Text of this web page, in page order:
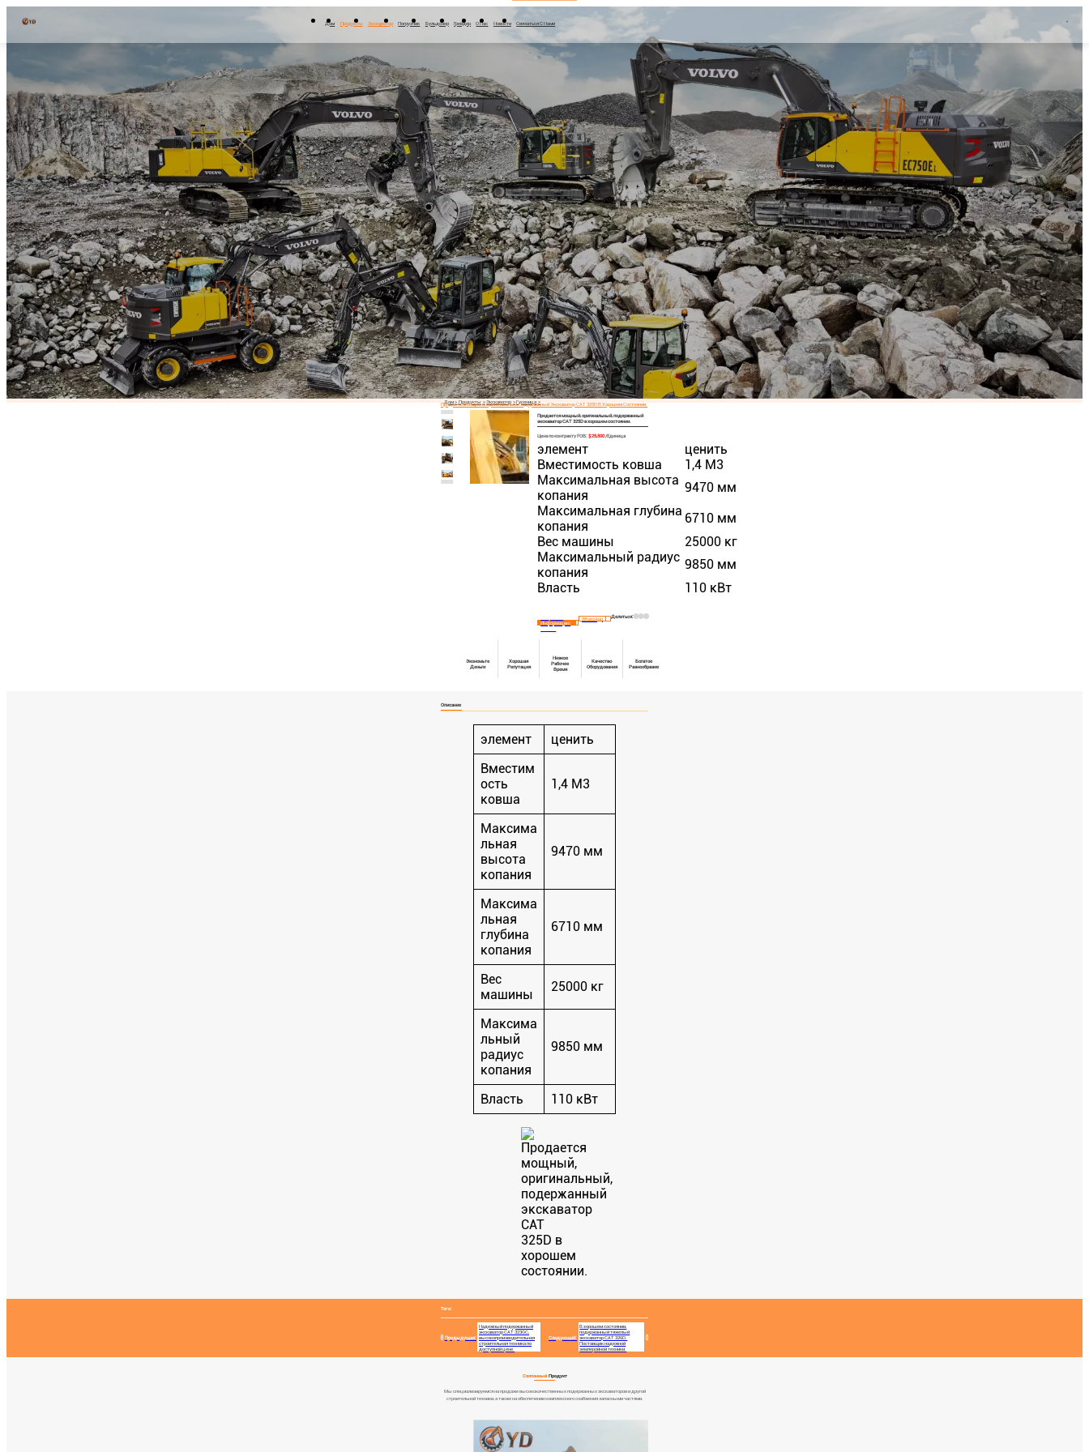
Дом Продукты Экскаватор Погрузчик Бульдозер Грейдер О Нас Новости Связаться С Нами
Дом Продукты Экскаватор Гусеница
Продается Мощный, Оригинальный, Подержанный Экскаватор CAT 325D В Хорошем Состоянии.
Продается мощный, оригинальный, подержанный
экскаватор CAT 325D в хорошем состоянии.
Цена по контракту FOB:$25,500/Единица
элемент
ценить
Вместимость ковша
1,4 М3
Максимальная высота
копания
9470 мм
Максимальная глубина
копания
6710 мм
Вес машины
25000 кг
Максимальный радиус
копания
9850 мм
Власть
110 кВт
Информацию
WhatsApp Делиться:
Экономьте
Деньги
Хорошая
Репутация
Низкое
Рабочее
Время
Качество
Оборудования
Богатое
Разнообразие
Описание
элемент
ценить
Вместим
ость
ковша
1,4 М3
Максима
льная
высота
копания
9470 мм
Максима
льная
глубина
копания
6710 мм
Вес
машины
25000 кг
Максима
льный
радиус
копания
9850 мм
Власть 110 кВт
Теги:
Предыдущая:
Надежный подержанный
экскаватор CAT 323GC,
высокопроизводительная
строительная техника по
доступной цене.
Следующий:
В хорошем состоянии,
подержанный тяжелый
экскаватор CAT 326D.
Поставщик надежной
землеройной техники.
Связанный Продукт
Мы специализируемся на продаже высококачественных подержанных экскаваторов и другой
строительной техники, а также на обеспечении комплексного снабжения запасными частями.